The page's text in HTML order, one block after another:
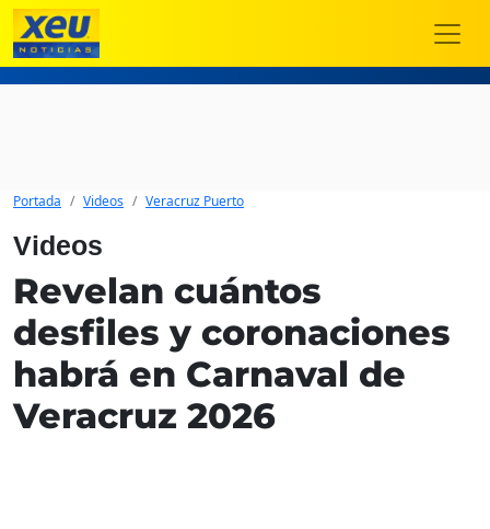
Portada Videos Veracruz Puerto
Videos
Revelan cuántos
desfiles y coronaciones
habrá en Carnaval de
Veracruz 2026